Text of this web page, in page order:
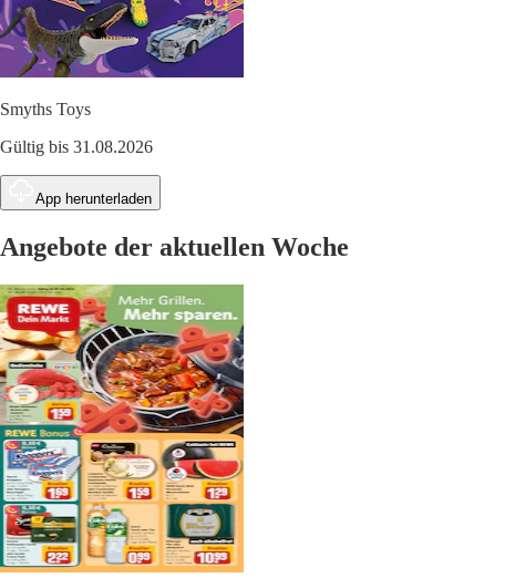
Smyths Toys
Gültig bis 31.08.2026
App herunterladen
Angebote der aktuellen Woche